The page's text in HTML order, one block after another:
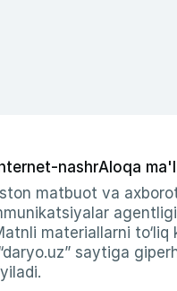
nashrAloqa
matbuot va
materiallarni
saytiga